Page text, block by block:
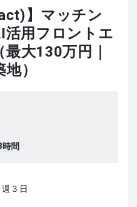
】マッチン
活用フロントエ
大130万円｜
）
間
３日